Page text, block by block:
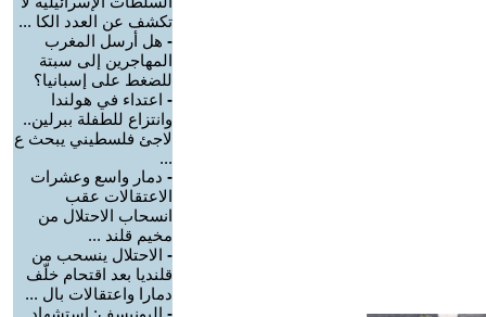
تكشف عن العدد الكا ...
- هل أرسل المغرب
المهاجرين إلى سبتة
للضغط على إسبانيا؟
- اعتداء في هولندا
وانتزاع للطفلة ببرلين..
لاجئ فلسطيني يبحث ع
...
- دمار واسع وعشرات
الاعتقالات عقب
انسحاب الاحتلال من
مخيم قلند ...
- الاحتلال ينسحب من
قلنديا بعد اقتحام خلّف
دمارا واعتقالات بال ...
- اليونيسف: استشهاد